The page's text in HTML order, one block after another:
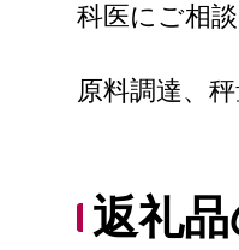
科医にご相
原料調達、
返礼